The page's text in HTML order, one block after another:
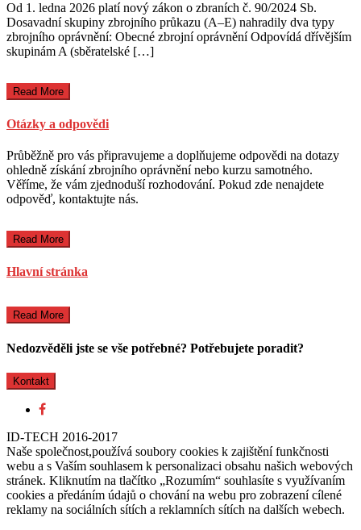
Od 1. ledna 2026 platí nový zákon o zbraních č. 90/2024 Sb.
Dosavadní skupiny zbrojního průkazu (A–E) nahradily dva typy
zbrojního oprávnění: Obecné zbrojní oprávnění Odpovídá dřívějším
skupinám A (sběratelské […]
Read More
Otázky a odpovědi
Průběžně pro vás připravujeme a doplňujeme odpovědi na dotazy
ohledně získání zbrojního oprávnění nebo kurzu samotného.
Věříme, že vám zjednoduší rozhodování. Pokud zde nenajdete
odpověď, kontaktujte nás.
Read More
Hlavní stránka
Read More
Nedozvěděli jste se vše potřebné? Potřebujete poradit?
Kontakt
ID-TECH 2016-2017
Naše společnost,používá soubory cookies k zajištění funkčnosti
webu a s Vaším souhlasem k personalizaci obsahu našich webových
stránek. Kliknutím na tlačítko „Rozumím“ souhlasíte s využívaním
cookies a předáním údajů o chování na webu pro zobrazení cílené
reklamy na sociálních sítích a reklamních sítích na dalších webech.